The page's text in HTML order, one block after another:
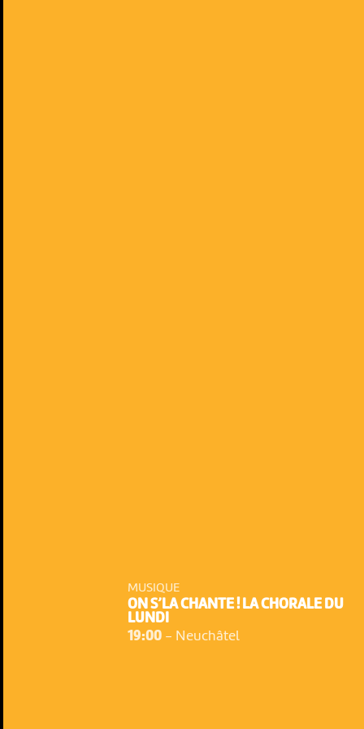
MUSIQUE
ON S’LA CHANTE ! LA CHORALE DU
LUNDI
19:00- Neuchâtel